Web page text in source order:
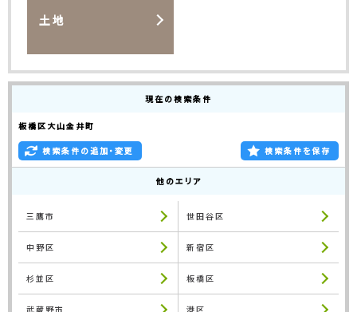
土地
現在の検索条件
板橋区大山金井町
検索条件の追加・変更 検索条件を保存
他のエリア
三鷹市 世田谷区
中野区 新宿区
杉並区 板橋区
武蔵野市 港区